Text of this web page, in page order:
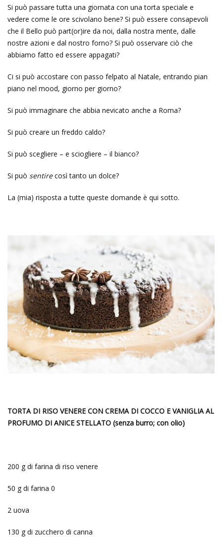
Si può passare tutta una giornata con una torta speciale e
vedere come le ore scivolano bene? Si può essere consapevoli
che il Bello può part(or)ire da noi, dalla nostra mente, dalle
nostre azioni e dal nostro forno? Si può osservare ciò che
abbiamo fatto ed essere appagati?
Ci si può accostare con passo felpato al Natale, entrando pian
piano nel mood, giorno per giorno?
Si può immaginare che abbia nevicato anche a Roma?
Si può creare un freddo caldo?
Si può scegliere – e sciogliere – il bianco?
Si può sentirecosì tanto un dolce?
La (mia) risposta a tutte queste domande è qui sotto.
TORTA DI RISO VENERE CON CREMA DI COCCO E VANIGLIA AL
PROFUMO DI ANICE STELLATO (senza burro; con olio)
200 g di farina di riso venere
50 g di farina 0
2 uova
130 g di zucchero di canna